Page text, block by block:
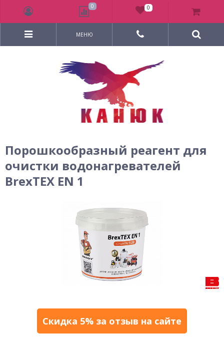
МЕНЮ
Порошкообразный реагент для
очистки водонагревателей
BrexTEX EN 1
Скидка 5% за отзыв на сайте
0 0